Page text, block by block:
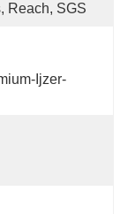
Reach, SGS
Ijzer-